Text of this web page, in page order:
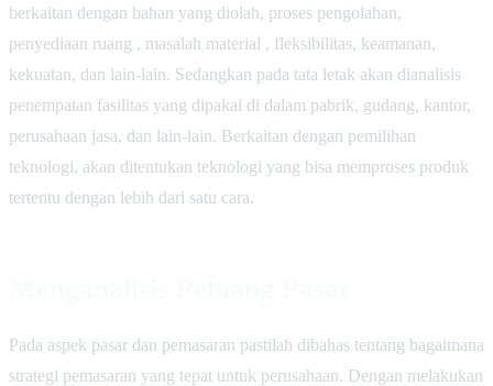
berkaitan dengan bahan yang diolah, proses pengolahan,
penyediaan ruang , masalah material , fleksibilitas, keamanan,
kekuatan, dan lain-lain. Sedangkan pada tata letak akan dianalisis
penempatan fasilitas yang dipakai di dalam pabrik, gudang, kantor,
perusahaan jasa, dan lain-lain. Berkaitan dengan pemilihan
teknologi, akan ditentukan teknologi yang bisa memproses produk
tertentu dengan lebih dari satu cara.
Pada aspek pasar dan pemasaran pastilah dibahas tentang bagaimana
strategi pemasaran yang tepat untuk perusahaan. Dengan melakukan